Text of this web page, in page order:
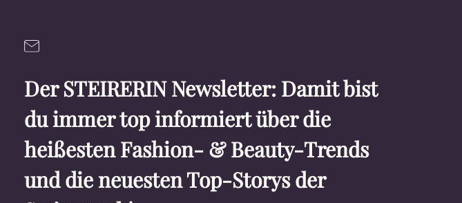
Der STEIRERIN Newsletter: Damit bist
du immer top informiert über die
heißesten Fashion- & Beauty-Trends
und die neuesten Top-Storys der